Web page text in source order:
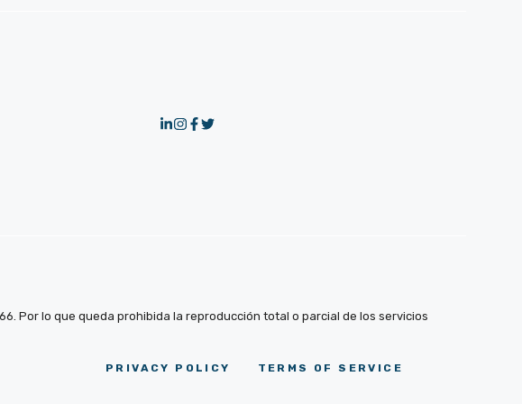
Por lo que queda prohibida la reproducción total o parcial de los servicios
PRIVACY POLICY TERMS OF SERVICE